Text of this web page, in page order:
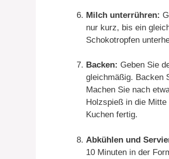
Milch unterrühren:
nur kurz, bis ein
Schokotropfen
Backen: Geben Sie
gleichmäßig. Backen
Machen Sie nach
Holzspieß in die
Kuchen fertig.
Abkühlen und
10 Minuten in der